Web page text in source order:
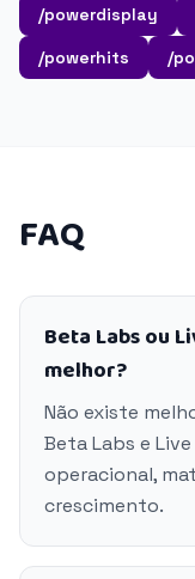
/powerdisplay
/powerhits
/
FAQ
Beta Labs ou
melhor?
Não existe
Beta Labs e
operacional,
crescimento.